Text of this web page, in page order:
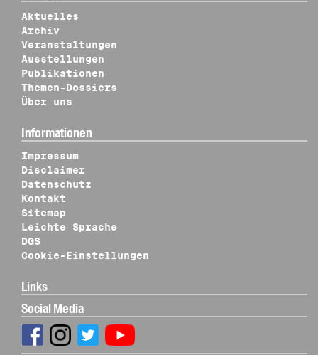
Aktuelles
Archiv
Veranstaltungen
Ausstellungen
Publikationen
Themen-Dossiers
Über uns
Informationen
Impressum
Disclaimer
Datenschutz
Kontakt
Sitemap
Leichte Sprache
DGS
Cookie-Einstellungen
Links
Social Media